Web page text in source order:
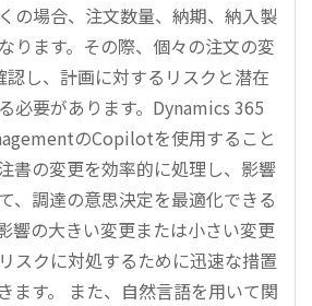
の場合、注文数量、納期、納入製
ります。その際、個々の注文の変
認し、計画に対するリスクと潜在
必要があります。Dynamics 365
のCopilotを使用すること
書の変更を効率的に処理し、影響
、調達の意思決定を最適化できる
響の大きい変更または小さい変更
スクに対処するために迅速な措置
ます。 また、自然言語を用いて関